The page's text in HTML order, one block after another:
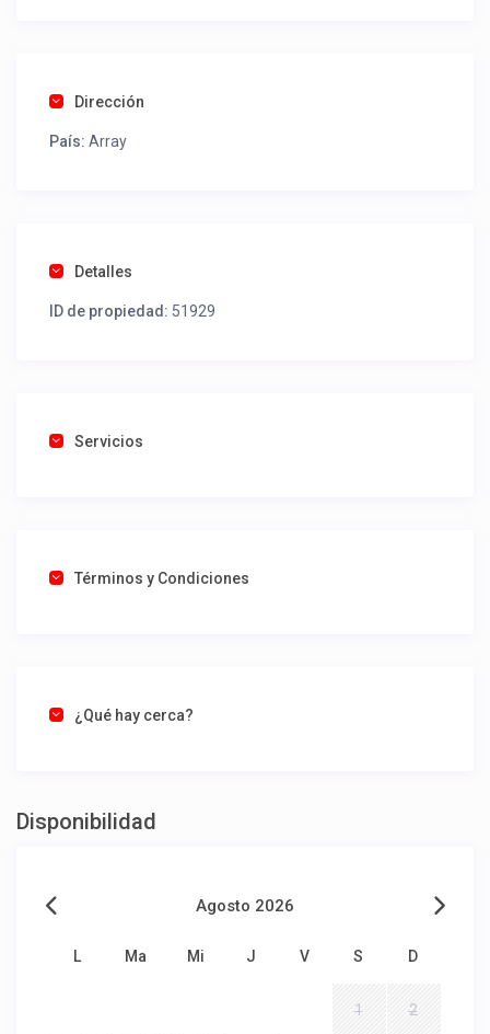
como un profesional sin COMISIONES ni ESTAFAS.
Tel contacto propiedad:
Dirección
País: Array
Detalles
ID de propiedad: 51929
Servicios
Términos y Condiciones
¿Qué hay cerca?
Disponibilidad
Agosto 2026
L Ma Mi J V S D
1 2